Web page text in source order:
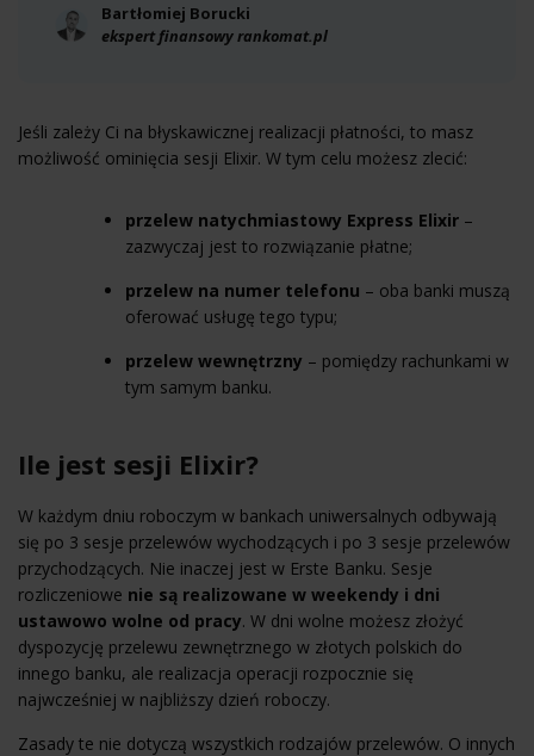
Bartłomiej Borucki
ekspert finansowy rankomat.pl
Jeśli zależy Ci na błyskawicznej realizacji płatności, to masz
możliwość ominięcia sesji Elixir. W tym celu możesz zlecić:
przelew natychmiastowy Express Elixir –
zazwyczaj jest to rozwiązanie płatne;
przelew na numer telefonu – oba banki muszą
oferować usługę tego typu;
przelew wewnętrzny – pomiędzy rachunkami w
tym samym banku.
Ile jest sesji Elixir?
W każdym dniu roboczym w bankach uniwersalnych odbywają
się po 3 sesje przelewów wychodzących i po 3 sesje przelewów
przychodzących. Nie inaczej jest w Erste Banku. Sesje
rozliczeniowe nie są realizowane w weekendy i dni
ustawowo wolne od pracy. W dni wolne możesz złożyć
dyspozycję przelewu zewnętrznego w złotych polskich do
innego banku, ale realizacja operacji rozpocznie się
najwcześniej w najbliższy dzień roboczy.
Zasady te nie dotyczą wszystkich rodzajów przelewów. O innych